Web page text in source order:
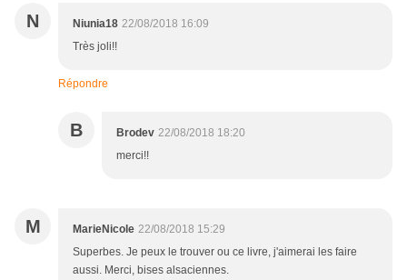
N Niunia18 22/08/2018 16:09
Très joli!!
Répondre
B Brodev 22/08/2018 18:20
merci!!
M MarieNicole 22/08/2018 15:29
Superbes. Je peux le trouver ou ce livre, j'aimerai les faire
aussi. Merci, bises alsaciennes.